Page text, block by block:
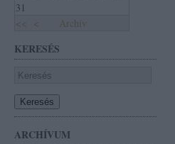
<< < Archív
31
KERESÉS
ARCHÍVUM